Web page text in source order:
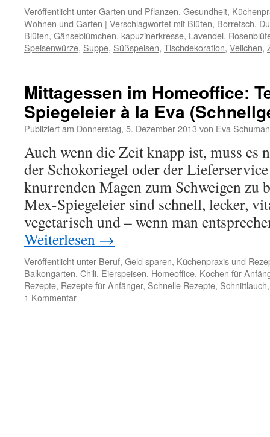
Veröffentlicht unterGarten und Pflanzen, Gesundheit,
Wohnen und Garten | Verschlagwortet mit Blüten, Borretsch,
Blüten, Gänseblümchen, kapuzinerkresse, Lavendel,
Speisenwürze, Suppe, Süßspeisen, Tischdekoration, Veilchen,
Mittagessen im Homeoffice:
Spiegeleier à la Eva
Publiziert am Donnerstag, 5. Dezember 2013 von Eva
Auch wenn die Zeit knapp ist, muss es
der Schokoriegel oder der
knurrenden Magen zum Schweigen zu
Mex-Spiegeleier sind schnell, lecker,
vegetarisch und – wenn man
Weiterlesen →
Veröffentlicht unter Beruf, Geld sparen, Küchenpraxis und
Balkongarten, Chili, Eierspeisen, Homeoffice, Kochen für
Rezepte, Rezepte für Anfänger, Schnelle Rezepte, Schnittlauch
1 Kommentar